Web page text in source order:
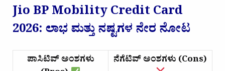
Jio BP Mobility Credit Card
2026: ಲಾಭ ಮತ್ತು ನಷ್ಟಗಳ ನೇರ ನೋಟ
ಪಾಸಿಟಿವ್ ಅಂಶಗಳು
ನೆಗೆಟಿವ್ ಅಂಶಗಳು (Cons)